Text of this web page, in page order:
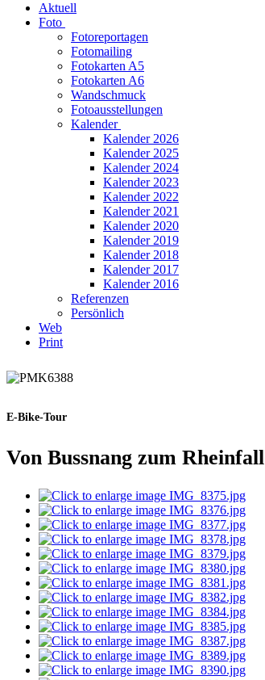
Aktuell
Foto
Fotoreportagen
Fotomailing
Fotokarten A5
Fotokarten A6
Wandschmuck
Fotoausstellungen
Kalender
Kalender 2026
Kalender 2025
Kalender 2024
Kalender 2023
Kalender 2022
Kalender 2021
Kalender 2020
Kalender 2019
Kalender 2018
Kalender 2017
Kalender 2016
Referenzen
Persönlich
Web
Print
E-Bike-Tour
Von Bussnang zum Rheinfall